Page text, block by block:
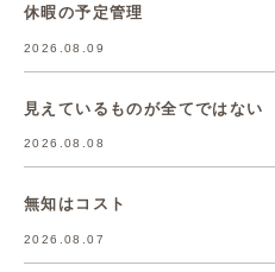
休暇の予定管理
2026.08.09
見えているものが全てではない
2026.08.08
無知はコスト
2026.08.07